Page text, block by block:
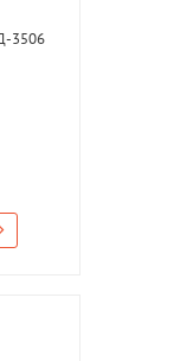
3506